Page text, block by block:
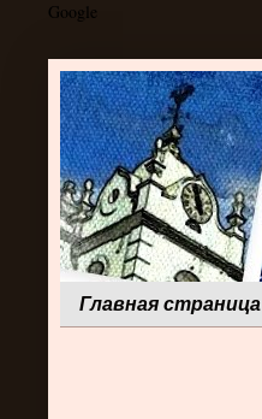
Google
Главная страница